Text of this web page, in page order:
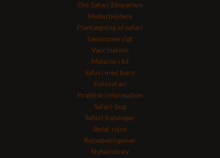
Om Safari Eksperten
Medarbejdere
Planlægning af safari
Sæsonoversigt
Vaccination
Malaria-råd
Safari med børn
Fotosafari
Praktisk information
Safari-bog
Safari-kataloger
Betal rejse
Rejsebetingelser
Nyhedsbrev